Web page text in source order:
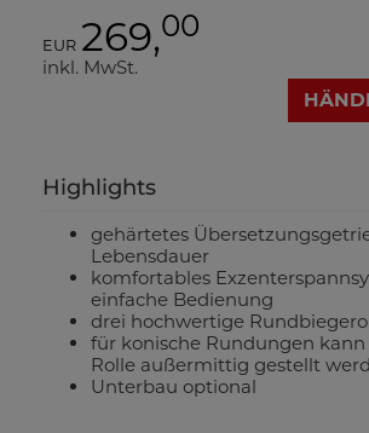
EUR 269,00
inkl. MwSt.
Highlights
gehärtetes
Lebensdauer
komfortables
einfache Bedienung
drei hochwertige
für konische Rundungen
Rolle außermittig gestellt
Unterbau optional